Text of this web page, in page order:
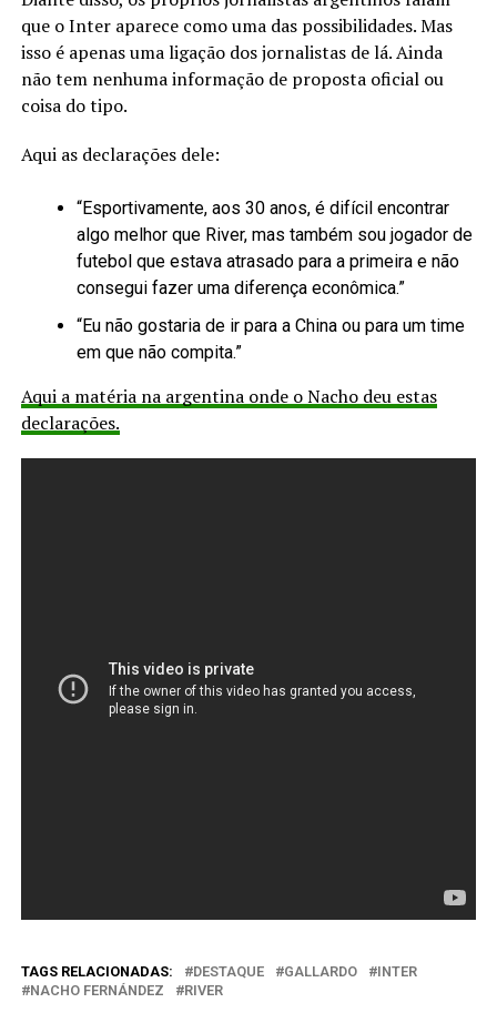
que o Inter aparece como uma das possibilidades. Mas
isso é apenas uma ligação dos jornalistas de lá. Ainda
não tem nenhuma informação de proposta oficial ou
coisa do tipo.
Aqui as declarações dele:
“Esportivamente, aos 30 anos, é difícil encontrar
algo melhor que River, mas também sou jogador de
futebol que estava atrasado para a primeira e não
consegui fazer uma diferença econômica.”
“Eu não gostaria de ir para a China ou para um time
em que não compita.”
Aqui a matéria na argentina onde o Nacho deu estas
declarações.
TAGS RELACIONADAS: DESTAQUE GALLARDO
INTER
NACHO FERNÁNDEZ
RIVER